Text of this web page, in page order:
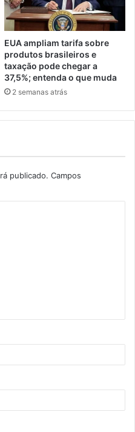
EUA ampliam tarifa sobre
produtos brasileiros e
taxação pode chegar a
37,5%; entenda o que muda
2 semanas atrás
publicado. Campos